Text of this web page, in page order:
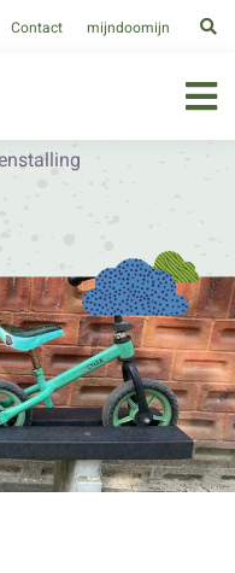
Contact mijndoomijn